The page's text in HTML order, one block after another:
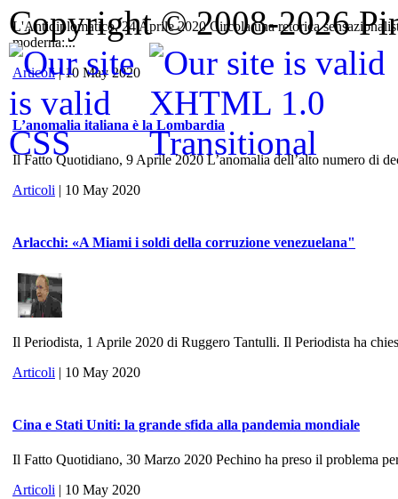
L'Antidiplomatico, 24 Aprile 2020 Circola una retorica
moderna:...
Articoli| 10 May 2020
L’anomalia italiana è la Lombardia
Il Fatto Quotidiano, 9 Aprile 2020 L’anomalia dell’alto numero di
Articoli | 10 May 2020
Arlacchi: «A Miami i soldi della corruzione venezuelana"
Il Periodista, 1 Aprile 2020 di Ruggero Tantulli. Il Periodista ha
Articoli | 10 May 2020
Cina e Stati Uniti: la grande sfida alla pandemia mondiale
Il Fatto Quotidiano, 30 Marzo 2020 Pechino ha preso il problema
Articoli | 10 May 2020
Copyright © 2008-2026